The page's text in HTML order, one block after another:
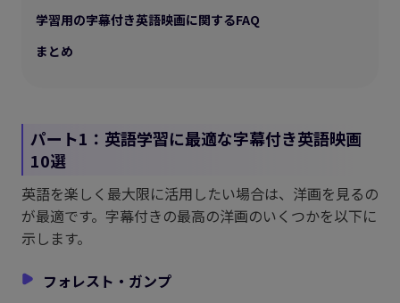
学習用の字幕付き英語映画に関するFAQ
まとめ
パート1：英語学習に最適な字幕付き英語映画
10選
英語を楽しく最大限に活用したい場合は、洋画を見るの
が最適です。字幕付きの最高の洋画のいくつかを以下に
示します。
フォレスト・ガンプ